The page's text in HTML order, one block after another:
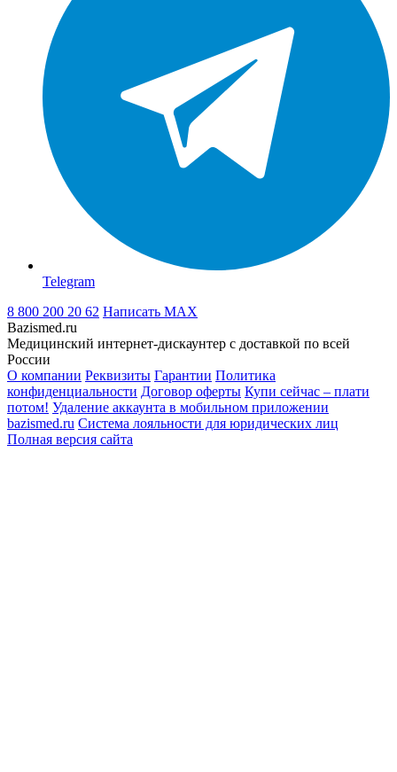
Telegram
8 800 200 20 62 Написать MAX
Bazismed.ru
Медицинский интернет-дискаунтер с доставкой по всей
России
О компании Реквизиты Гарантии Политика
конфиденциальности Договор оферты Купи сейчас – плати
потом! Удаление аккаунта в мобильном приложении
bazismed.ru Система лояльности для юридических лиц
Полная версия сайта